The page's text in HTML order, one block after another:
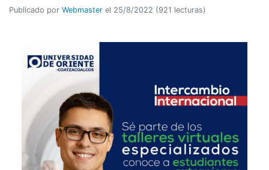
Publicado por Webmaster el 25/8/2022 (921 lecturas)